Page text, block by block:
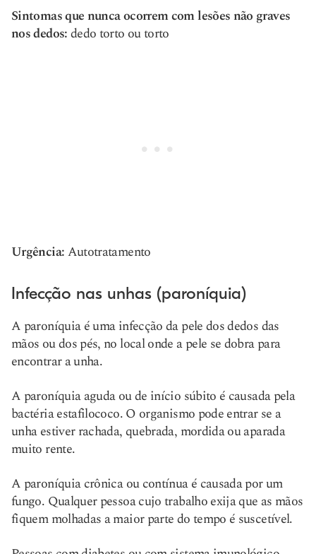
Sintomas que nunca ocorrem com lesões não graves
nos dedos:dedo torto ou torto
Urgência:Autotratamento
Infecção nas unhas (paroníquia)
A paroníquia é uma infecção da pele dos dedos das
mãos ou dos pés, no local onde a pele se dobra para
encontrar a unha.
A paroníquia aguda ou de início súbito é causada pela
bactéria estafilococo. O organismo pode entrar se a
unha estiver rachada, quebrada, mordida ou aparada
muito rente.
A paroníquia crônica ou contínua é causada por um
fungo. Qualquer pessoa cujo trabalho exija que as mãos
fiquem molhadas a maior parte do tempo é suscetível.